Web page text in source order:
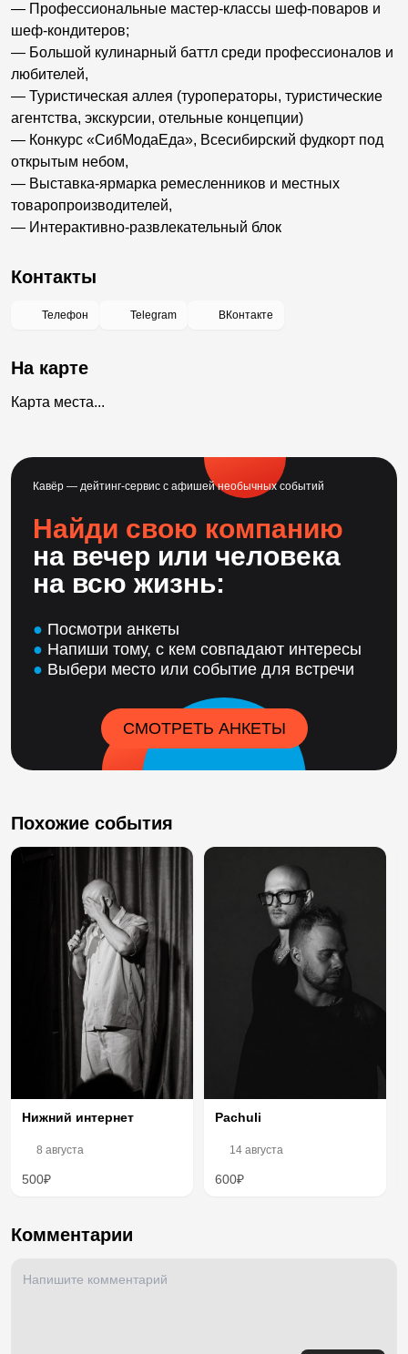
— Профессиональные мастер-классы шеф-поваров и
шеф-кондитеров;
— Большой кулинарный баттл среди профессионалов и
любителей,
— Туристическая аллея (туроператоры, туристические
агентства, экскурсии, отельные концепции)
— Конкурс «СибМодаЕда», Всесибирский фудкорт под
открытым небом,
— Выставка-ярмарка ремесленников и местных
товаропроизводителей,
— Интерактивно-развлекательный блок
Контакты
Телефон Telegram ВКонтакте
На карте
Карта места...
Кавёр — дейтинг-сервис с афишей необычных событий
Найди свою компанию
на вечер или человека
на всю жизнь:
● Посмотри анкеты
● Напиши тому, с кем совпадают интересы
● Выбери место или событие для встречи
СМОТРЕТЬ АНКЕТЫ
Похожие события
Нижний интернет
8 августа
500₽
Pachuli
14 августа
600₽
Комментарии